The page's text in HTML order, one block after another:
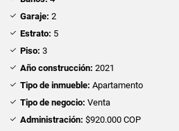
Garaje: 2
Estrato: 5
Piso: 3
Año construcción: 2021
Tipo de inmueble: Apartamento
Tipo de negocio: Venta
Administración: $920.000 COP